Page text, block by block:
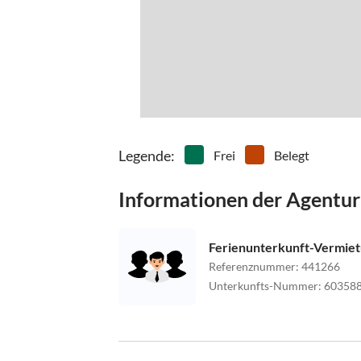
Legende: Frei Belegt
Informationen der Agentur
Ferienunterkunft-
Referenznummer: 441266
Unterkunfts-Nummer: